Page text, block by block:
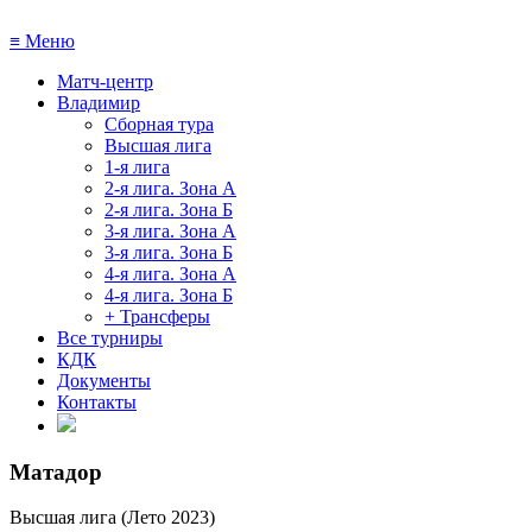
≡ Меню
Матч-центр
Владимир
Сборная тура
Высшая лига
1-я лига
2-я лига. Зона А
2-я лига. Зона Б
3-я лига. Зона А
3-я лига. Зона Б
4-я лига. Зона А
4-я лига. Зона Б
+ Трансферы
Все турниры
КДК
Документы
Контакты
Матадор
Высшая лига (Лето 2023)